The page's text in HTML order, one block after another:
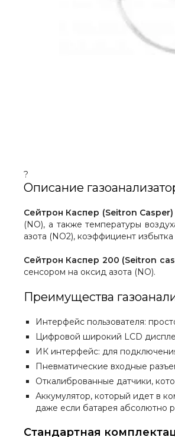
?
Описание
Сейтрон Каспер (Seitron
(NO), а также температуры
азота (NO2), коэффициент
Сейтрон Каспер 200 (Seitron
сенсором на оксид азота (NO).
Преимущества
Интерфейс пользователя:
Цифровой широкий LCD
ИК интерфейс: для
Пневматические входные
Откалиброванные датчики,
Аккумулятор, который идет в
даже если батарея абсолютно
Стандартная